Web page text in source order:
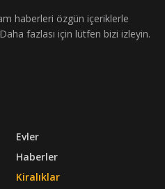
haberleri özgün içeriklerle
fazlası için lütfen bizi izleyin.
Evler
Haberler
Kiralıklar